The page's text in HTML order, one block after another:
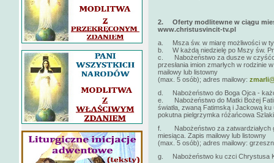
2. Oferty modlitewne w ciągu
www.christusvincit-tv.pl
a. Msza św. w miarę możliwości w
b. W każdą niedzielę po Mszy św.
c. Nabożeństwo za dusze w
przesłania imion zmarłych w rodzinie
mailowy lub listowny
(max. 5 osób); adres mailowy:
d. Nabożeństwo do Boga Ojca -
e. Nabożeństwo do Matki Bożej
światła, zwaną Fatimską i Jackową
pokutna pielgrzymka różańcowa
f. Nabożeństwo za zatwardziałych
miesiąca. Zapis mailowy lub listowny
(max. 5 osób); adres mailowy:
g. Nabożeństwo ku czci Chrystusa